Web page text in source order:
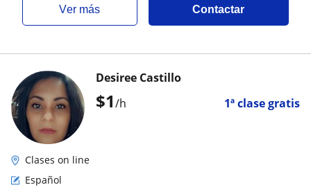
ver más Contactar
$1/h 1ª clase gratis
Desiree Castillo
Clases on line
Español